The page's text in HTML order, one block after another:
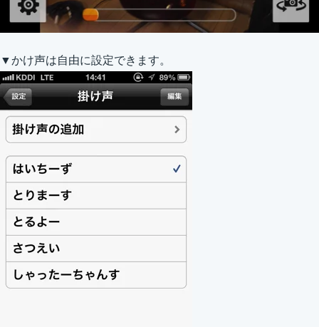
▼かけ声は自由に設定できます。